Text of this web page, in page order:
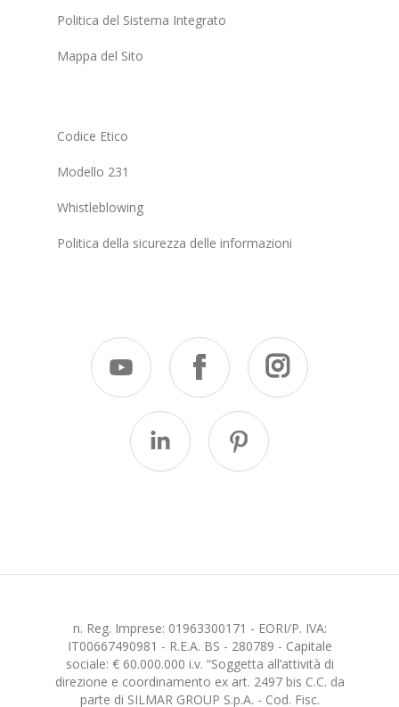
Politica del Sistema Integrato
Mappa del Sito
Codice Etico
Modello 231
Whistleblowing
Politica della sicurezza delle informazioni
n. Reg. Imprese: 01963300171 - EORI/P. IVA:
IT00667490981 - R.E.A. BS - 280789 - Capitale
sociale: € 60.000.000 i.v. “Soggetta all’attività di
direzione e coordinamento ex art. 2497 bis C.C. da
parte di SILMAR GROUP S.p.A. - Cod. Fisc.